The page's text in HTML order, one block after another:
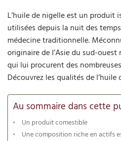
L’huile de nigelle est un produit
utilisées depuis la nuit des
médecine traditionnelle.
originaire de l’Asie du sud-
qui lui procurent des
Découvrez les qualités de l’huile
Au sommaire dans cette
Un produit comestible
Une composition riche en actifs